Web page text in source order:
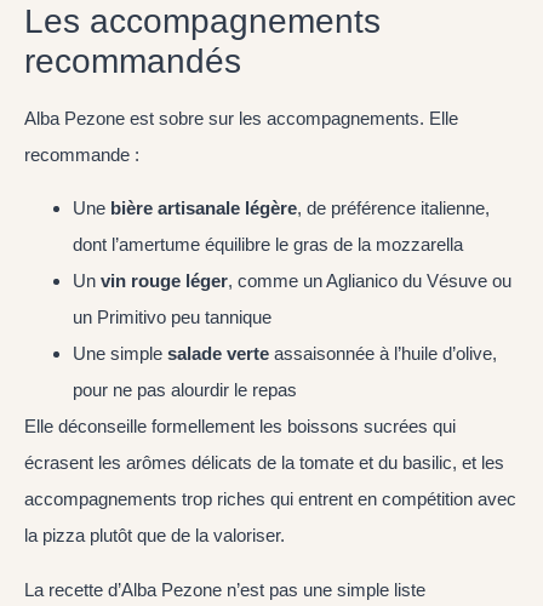
Les accompagnements
recommandés
Alba Pezone est sobre sur les accompagnements. Elle
recommande :
Une bière artisanale légère, de préférence italienne,
dont l’amertume équilibre le gras de la mozzarella
Un vin rouge léger, comme un Aglianico du Vésuve ou
un Primitivo peu tannique
Une simple salade verte assaisonnée à l’huile d’olive,
pour ne pas alourdir le repas
Elle déconseille formellement les boissons sucrées qui
écrasent les arômes délicats de la tomate et du basilic, et les
accompagnements trop riches qui entrent en compétition avec
la pizza plutôt que de la valoriser.
La recette d’Alba Pezone n’est pas une simple liste